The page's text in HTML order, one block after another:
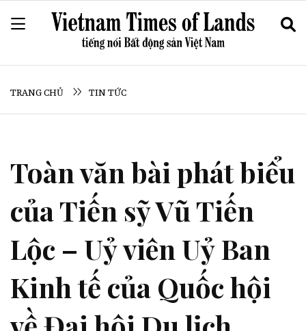
TRANG CHỦ TIN TỨC
Toàn văn bài phát biểu
của Tiến sỹ Vũ Tiến
Lộc – Uỷ viên Uỷ Ban
Kinh tế của Quốc hội